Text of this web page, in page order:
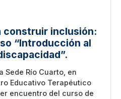
construir inclusión:
“Introducción al
Sede Río Cuarto, en
Educativo Terapéutico
encuentro del curso de